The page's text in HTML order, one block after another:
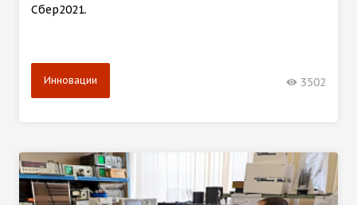
Сбер2021.
Инновации 3502